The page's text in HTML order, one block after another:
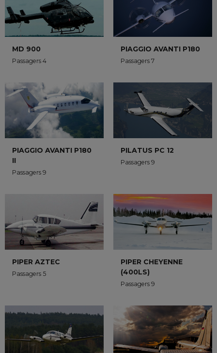
MD 900
Passagers 4
PIAGGIO AVANTI P180
Passagers 7
PIAGGIO AVANTI P180
II
Passagers 9
PILATUS PC 12
Passagers 9
PIPER AZTEC
Passagers 5
PIPER CHEYENNE
(400LS)
Passagers 9